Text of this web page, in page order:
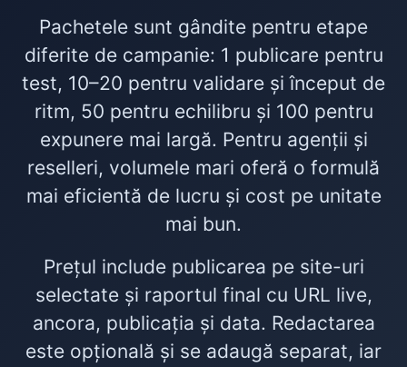
Pachetele sunt gândite pentru etape
diferite de campanie: 1 publicare pentru
test, 10–20 pentru validare și început de
ritm, 50 pentru echilibru și 100 pentru
expunere mai largă. Pentru agenții și
reselleri, volumele mari oferă o formulă
mai eficientă de lucru și cost pe unitate
mai bun.
Prețul include publicarea pe site-uri
selectate și raportul final cu URL live,
ancora, publicația și data. Redactarea
este opțională și se adaugă separat, iar